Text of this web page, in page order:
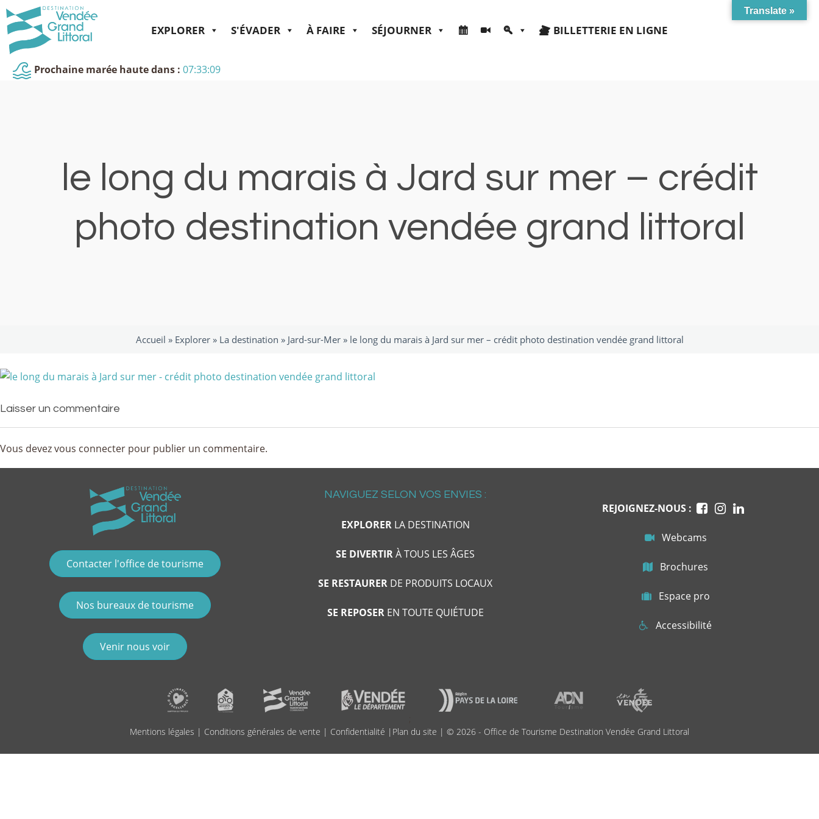
EXPLORER S'ÉVADER À FAIRE SÉJOURNER BILLETTERIE EN LIGNE
Prochaine marée haute dans : 07:33:09
le long du marais à Jard sur mer – crédit
photo destination vendée grand littoral
Accueil » Explorer» La destination » Jard-sur-Mer» le long du marais à Jard sur mer – crédit photo destination vendée grand littoral
Laisser un commentaire
Vous devezvous connecter pour publier un commentaire.
Contacter l'office de tourisme
Nos bureaux de tourisme
Venir nous voir
NAVIGUEZ SELON VOS ENVIES :
EXPLORERLA DESTINATION
SE DIVERTIRÀ TOUS LES ÂGES
SE RESTAURER DE PRODUITS LOCAUX
SE REPOSEREN TOUTE QUIÉTUDE
REJOIGNEZ-NOUS :
Webcams
Brochures
Espace pro
Accessibilité
Mentions légales | Conditions générales de vente | Confidentialité | Plan du site | © 2026 - Office de Tourisme Destination Vendée Grand Littoral
Translate »